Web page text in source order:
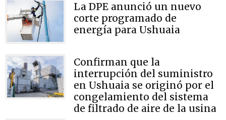
La DPE anunció un nuevo
corte programado de
energía para Ushuaia
Confirman que la
interrupción del suministro
en Ushuaia se originó por el
congelamiento del sistema
de filtrado de aire de la usina